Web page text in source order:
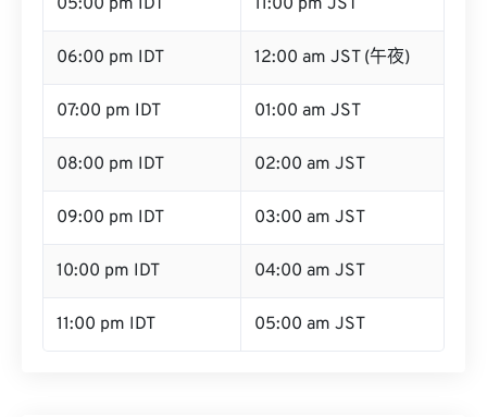
05:00 pm IDT 11:00 pm JST
06:00 pm IDT 12:00 am JST (午夜)
07:00 pm IDT 01:00 am JST
08:00 pm IDT 02:00 am JST
09:00 pm IDT 03:00 am JST
10:00 pm IDT 04:00 am JST
11:00 pm IDT 05:00 am JST